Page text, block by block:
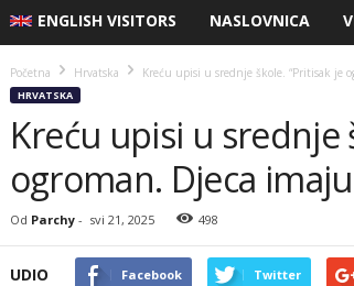
ENGLISH VISITORS NASLOVNICA
Početna Hrvatska Kreću upisi u srednje škole. “Pritisak je
HRVATSKA
Kreću upisi u srednje
ogroman. Djeca
Od Parchy- svi 21, 2025 498
UDIO Facebook Twitter